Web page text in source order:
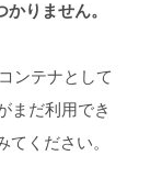
りません。
ンテナとして
まだ利用でき
ください。